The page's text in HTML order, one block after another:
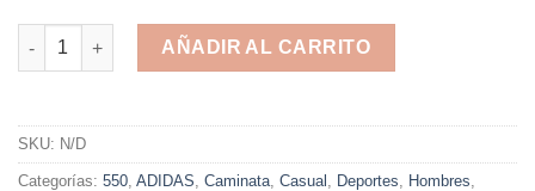
ADIDAS MENS ULTIMASHOW FX3632 cantidad
AÑADIR AL CARRITO
SKU: N/D
Categorías: 550 ADIDAS Caminata Casual Deportes Hombres